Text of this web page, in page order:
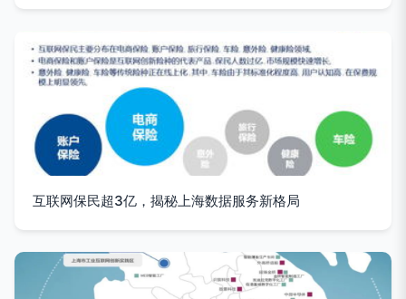
互联网保民超3亿，揭秘上海数据服务新格局